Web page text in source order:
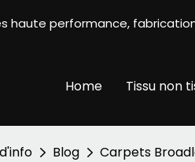
haute performance,
Home Tissu non
Blog Carpets